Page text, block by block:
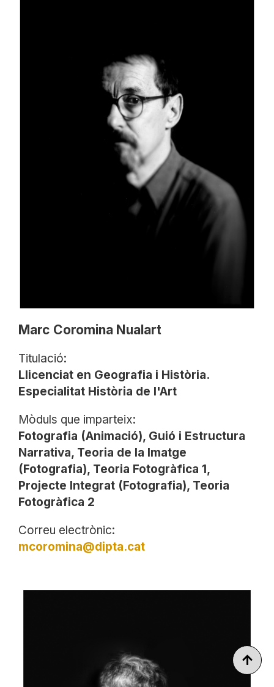
Marc Coromina Nualart
Titulació:
Llicenciat en Geografia i Història.
Especialitat Història de l'Art
Mòduls que imparteix:
Fotografia (Animació), Guió i Estructura
Narrativa, Teoria de la Imatge
(Fotografia), Teoria Fotogràfica 1,
Projecte Integrat (Fotografia), Teoria
Fotogràfica 2
Correu electrònic:
mcoromina@dipta.cat